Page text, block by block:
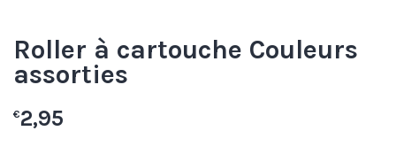
Roller à cartouche Couleurs
assorties
€2,95